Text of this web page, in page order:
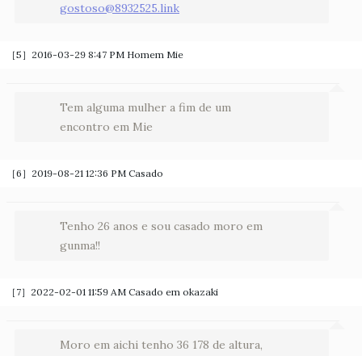
gostoso@8932525.link
［5］2016-03-29 8:47 PM Homem Mie
Tem alguma mulher a fim de um
encontro em Mie
［6］2019-08-21 12:36 PM Casado
Tenho 26 anos e sou casado moro em
gunma!!
［7］2022-02-01 11:59 AM Casado em okazaki
Moro em aichi tenho 36 178 de altura,